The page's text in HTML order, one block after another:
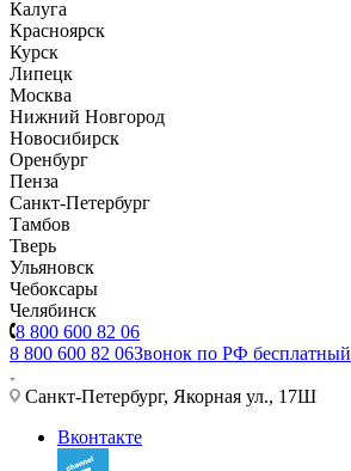
Калуга
Красноярск
Курск
Липецк
Москва
Нижний Новгород
Новосибирск
Оренбург
Пенза
Санкт-Петербург
Тамбов
Тверь
Ульяновск
Чебоксары
Челябинск
8 800 600 82 06
8 800 600 82 06Звонок по РФ бесплатный
Санкт-Петербург, Якорная ул., 17Ш
Вконтакте